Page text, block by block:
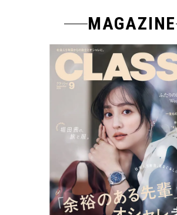
MAGAZINE